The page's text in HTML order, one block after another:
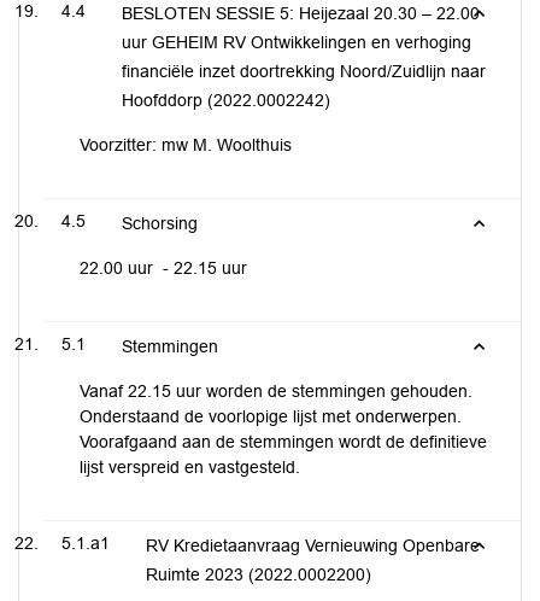
4.4
BESLOTEN SESSIE 5: Heijezaal 20.30 – 22.00
uur GEHEIM RV Ontwikkelingen en verhoging
financiële inzet doortrekking Noord/Zuidlijn naar
Hoofddorp (2022.0002242)
Voorzitter: mw M. Woolthuis
4.5 Schorsing
22.00 uur - 22.15 uur
5.1 Stemmingen
Vanaf 22.15 uur worden de stemmingen gehouden.
Onderstaand de voorlopige lijst met onderwerpen.
Voorafgaand aan de stemmingen wordt de definitieve
lijst verspreid en vastgesteld.
5.1.a1
RV Kredietaanvraag Vernieuwing Openbare
Ruimte 2023 (2022.0002200)